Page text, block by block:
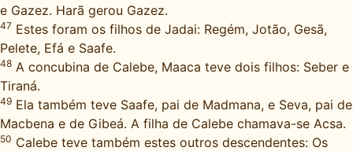
e Gazez. Harã gerou Gazez.
47 Estes foram os filhos de Jadai: Regém, Jotão, Gesã,
Pelete, Efá e Saafe.
48 A concubina de Calebe, Maaca teve dois filhos: Seber e
Tiraná.
49 Ela também teve Saafe, pai de Madmana, e Seva, pai de
Macbena e de Gibeá. A filha de Calebe chamava-se Acsa.
50 Calebe teve também estes outros descendentes: Os